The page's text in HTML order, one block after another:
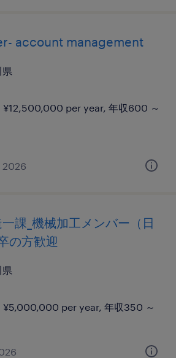
account management
per year, 年収600 ～
一課_機械加工メンバー（日
方歓迎
per year, 年収350 ～